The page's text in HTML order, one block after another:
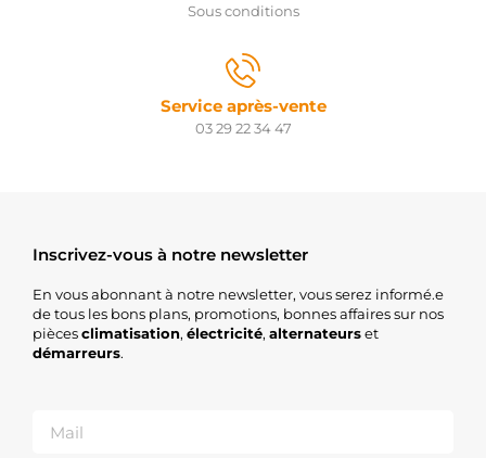
Sous conditions
Service après-vente
03 29 22 34 47
Inscrivez-vous à notre newsletter
En vous abonnant à notre newsletter, vous serez informé.e
de tous les bons plans, promotions, bonnes affaires sur nos
piècesclimatisation, électricité, alternateurset
démarreurs.